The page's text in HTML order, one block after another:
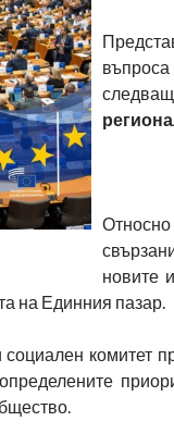
новите
на Единния пазар.
комитет